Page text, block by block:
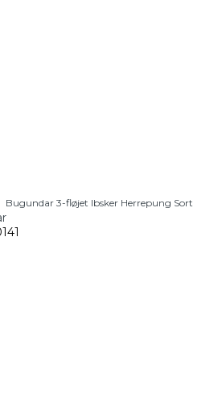
Bugundar 3-fløjet Ibsker Herrepung Sort